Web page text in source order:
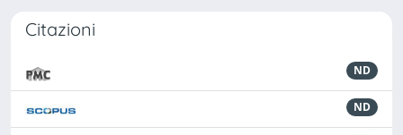
Citazioni
ND
ND